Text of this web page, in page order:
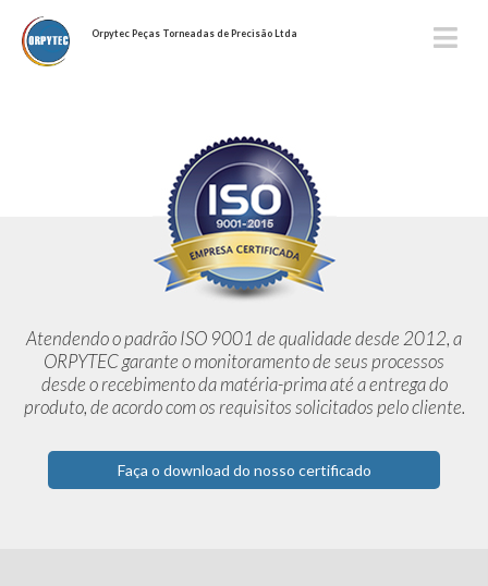
Orpytec Peças Torneadas de Precisão Ltda
Atendendo o padrão ISO 9001 de qualidade desde 2012,a
ORPYTEC garante o monitoramento de seus processos
desde orecebimento da matéria-prima até a entrega do
produto, de acordocom os requisitos solicitados pelo cliente.
Faça o download do nosso certificado